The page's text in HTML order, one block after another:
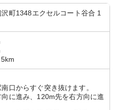
町1348エクセルコート谷合 1
口からすぐ突き抜けます。
に進み、120m先を右方向に進